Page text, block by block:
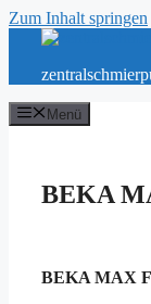
Zum Inhalt springen
Menü
BEKA
BEKA MAX